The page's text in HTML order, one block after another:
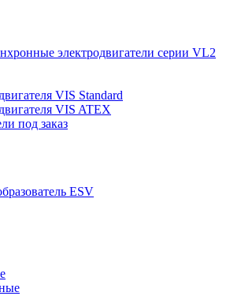
электродвигатели серии VL2
VIS Standard
VIS ATEX
под заказ
ESV